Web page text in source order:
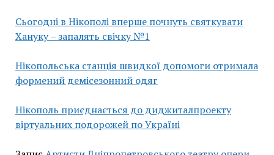
Сьогодні в Нікополі вперше почнуть святкувати
Хануку – запалять свічку №1
Нікопольська станція швидкої допомоги отримала
формений демісезонний одяг
Нікополь приєднається до диджиталпроекту
віртуальних подорожей по Україні